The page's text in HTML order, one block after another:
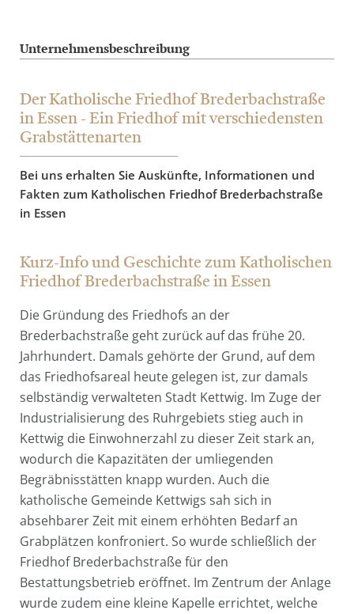
Unternehmensbeschreibung
Der Katholische Friedhof Brederbachstraße
in Essen - Ein Friedhof mit verschiedensten
Grabstättenarten
Bei uns erhalten Sie Auskünfte, Informationen und
Fakten zum Katholischen Friedhof Brederbachstraße
in Essen
Kurz-Info und Geschichte zum Katholischen
Friedhof Brederbachstraße in Essen
Die Gründung des Friedhofs an der
Brederbachstraße geht zurück auf das frühe 20.
Jahrhundert. Damals gehörte der Grund, auf dem
das Friedhofsareal heute gelegen ist, zur damals
selbständig verwalteten Stadt Kettwig. Im Zuge der
Industrialisierung des Ruhrgebiets stieg auch in
Kettwig die Einwohnerzahl zu dieser Zeit stark an,
wodurch die Kapazitäten der umliegenden
Begräbnisstätten knapp wurden. Auch die
katholische Gemeinde Kettwigs sah sich in
absehbarer Zeit mit einem erhöhten Bedarf an
Grabplätzen konfroniert. So wurde schließlich der
Friedhof Brederbachstraße für den
Bestattungsbetrieb eröffnet. Im Zentrum der Anlage
wurde zudem eine kleine Kapelle errichtet, welche